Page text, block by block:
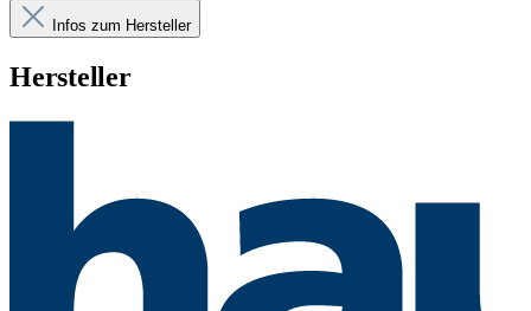
Infos zum Hersteller
Hersteller